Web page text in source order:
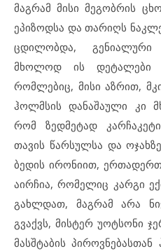
მაგრამ მისი მეგობრის
ეპიზოდსა და თარიღს
ცდილობდა, გენიალური
მხოლოდ ის დეტალები
რომლებიც, მისი აზრით,
ჰოლმსის დანაშაული კი
რომ ზედმეტად
თავის წარსულსა და
ბედის ირონიით,
აირჩია, რომელიც კარგი
გახლდათ, მაგრამ არა
გვაქვს, მისტერ უოტსონი
მასშტაბის